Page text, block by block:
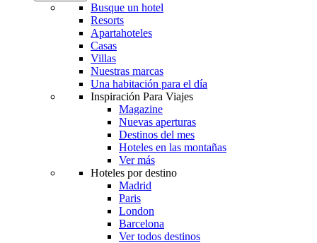
Busque un hotel
Resorts
Apartahoteles
Casas
Villas
Nuestras marcas
Una habitación para el día
Inspiración Para Viajes
Magazine
Nuevas aperturas
Destinos del mes
Hoteles en las montañas
Ver más
Hoteles por destino
Madrid
Paris
London
Barcelona
Ver todos destinos